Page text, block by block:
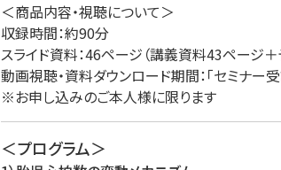
＜商品内容・視聴について＞
収録時間：約90分
スライド資料：46ページ（講義資料43ページ＋
動画視聴・資料ダウンロード期間：「セミナー
※お申し込みのご本人様に限ります
＜プログラム＞